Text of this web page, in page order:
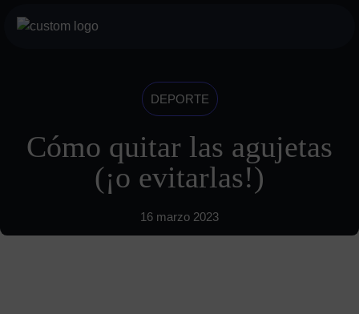
Para particulares
Sobre nosotros
DEPORTE
Cómo quitar las agujetas
(¡o evitarlas!)
16 marzo 2023